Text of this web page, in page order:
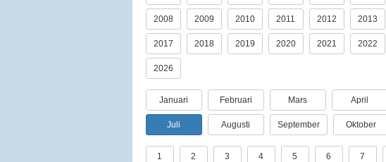
2008 2009 2010 2011 2012 2013
2017 2018 2019 2020 2021 2022
2026
Januari Februari Mars April
Juli Augusti September Oktober
1 2 3 4 5 6 7